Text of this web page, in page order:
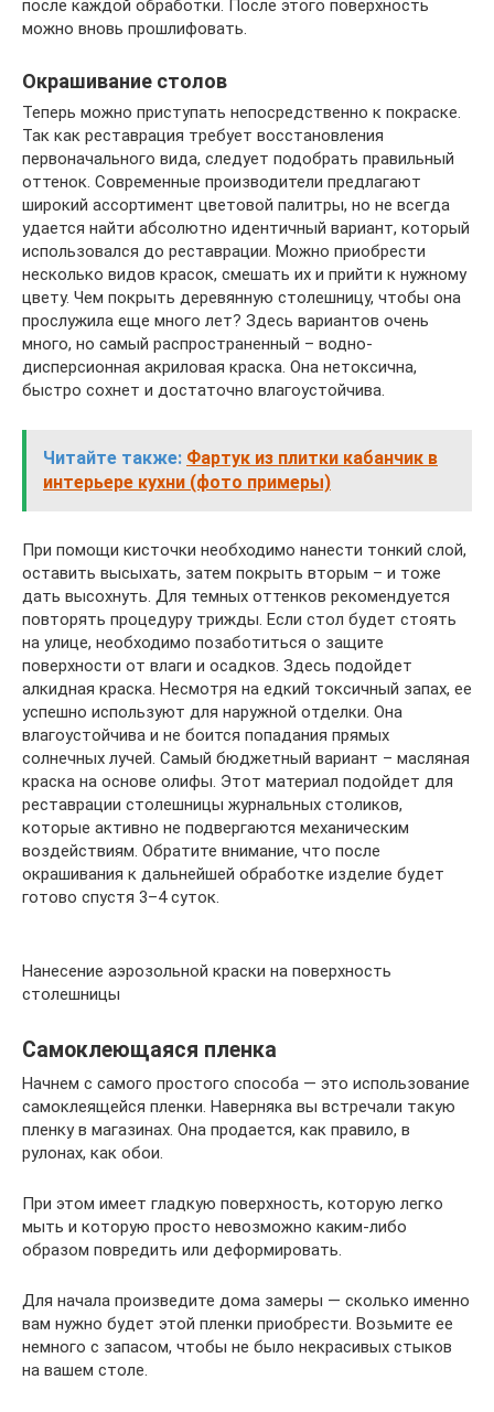
после каждой обработки. После этого поверхность
можно вновь прошлифовать.
Окрашивание столов
Теперь можно приступать непосредственно к покраске.
Так как реставрация требует восстановления
первоначального вида, следует подобрать правильный
оттенок. Современные производители предлагают
широкий ассортимент цветовой палитры, но не всегда
удается найти абсолютно идентичный вариант, который
использовался до реставрации. Можно приобрести
несколько видов красок, смешать их и прийти к нужному
цвету. Чем покрыть деревянную столешницу, чтобы она
прослужила еще много лет? Здесь вариантов очень
много, но самый распространенный – водно-
дисперсионная акриловая краска. Она нетоксична,
быстро сохнет и достаточно влагоустойчива.
Читайте также: Фартук из плитки кабанчик в
интерьере кухни (фото примеры)
При помощи кисточки необходимо нанести тонкий слой,
оставить высыхать, затем покрыть вторым – и тоже
дать высохнуть. Для темных оттенков рекомендуется
повторять процедуру трижды. Если стол будет стоять
на улице, необходимо позаботиться о защите
поверхности от влаги и осадков. Здесь подойдет
алкидная краска. Несмотря на едкий токсичный запах, ее
успешно используют для наружной отделки. Она
влагоустойчива и не боится попадания прямых
солнечных лучей. Самый бюджетный вариант – масляная
краска на основе олифы. Этот материал подойдет для
реставрации столешницы журнальных столиков,
которые активно не подвергаются механическим
воздействиям. Обратите внимание, что после
окрашивания к дальнейшей обработке изделие будет
готово спустя 3–4 суток.
Нанесение аэрозольной краски на поверхность
столешницы
Самоклеющаяся пленка
Начнем с самого простого способа — это использование
самоклеящейся пленки. Наверняка вы встречали такую
пленку в магазинах. Она продается, как правило, в
рулонах, как обои.
При этом имеет гладкую поверхность, которую легко
мыть и которую просто невозможно каким-либо
образом повредить или деформировать.
Для начала произведите дома замеры — сколько именно
вам нужно будет этой пленки приобрести. Возьмите ее
немного с запасом, чтобы не было некрасивых стыков
на вашем столе.